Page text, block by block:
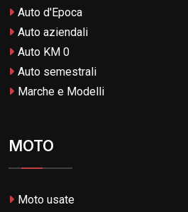
Auto d'Epoca
Auto aziendali
Auto KM 0
Auto semestrali
Marche e Modelli
MOTO
Moto usate